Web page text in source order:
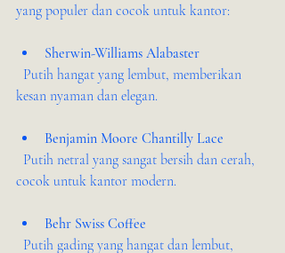
yang populer dan cocok untuk kantor:
Sherwin-Williams Alabaster
kesan nyaman dan elegan.
Benjamin Moore Chantilly Lace
cocok untuk kantor modern.
Behr Swiss Coffee